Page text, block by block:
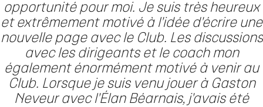
opportunité pour moi. Je suis très heureux
et extrêmement motivé à l'idée d'écrire une
nouvelle page avec le Club. Les discussions
avec les dirigeants et le coach mon
également énormément motivé à venir au
Club. Lorsque je suis venu jouer à Gaston
Neveur avec l'Élan Béarnais, j'avais été